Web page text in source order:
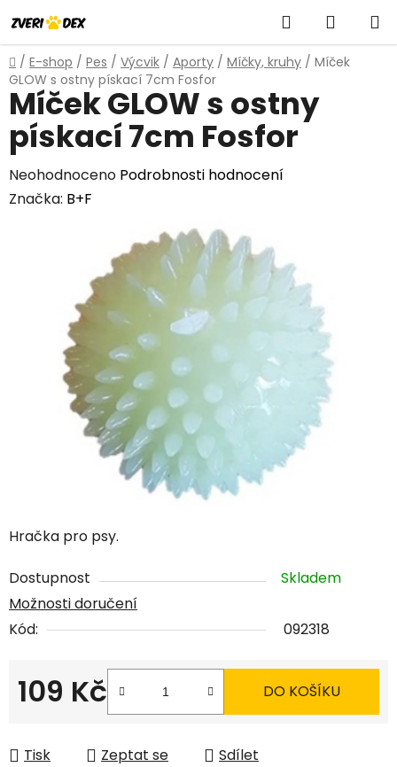
na
obsah
Hledat
KOŠÍK
Domů
/ E-shop / Pes / Výcvik / Aporty / Míčky, kruhy / Míček
GLOW s ostny pískací 7cm Fosfor
Hračka pro psy.
Dostupnost
Skladem
Možnosti doručení
Kód:
092318
109 Kč DO KOŠÍKU
Tisk Zeptat se Sdílet
Míček GLOW s ostny
pískací 7cm Fosfor
Průměrné
hodnocení
hvězdiček.
Neohodnoceno Podrobnosti hodnocení
Značka: B+F